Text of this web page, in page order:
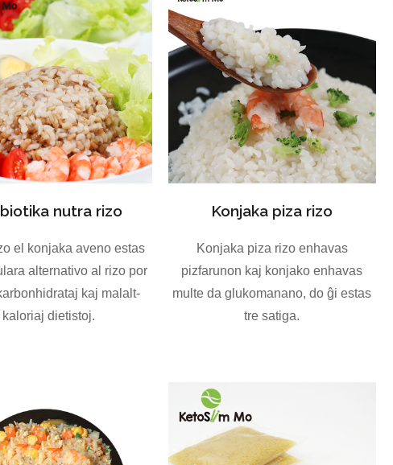
nutra rizo
el konjaka aveno estas
alternativo al rizo por
kaj malalt-
kaloriaj dietistoj.
Konjaka piza rizo
Konjaka piza rizo enhavas
pizfarunon kaj konjako enhavas
multe da glukomanano, do ĝi estas
tre satiga.